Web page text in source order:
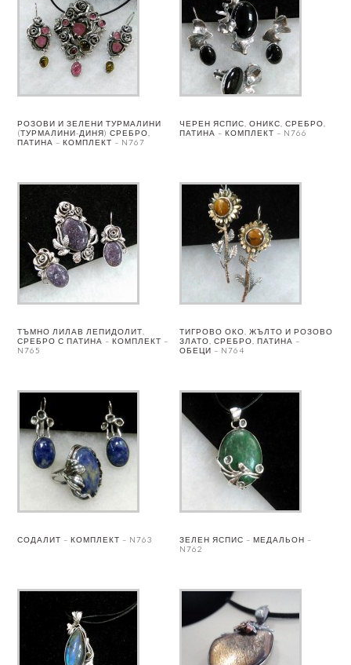
РОЗОВИ И ЗЕЛЕНИ ТУРМАЛИНИ
(ТУРМАЛИНИ-ДИНЯ) СРЕБРО,
ПАТИНА – КОМПЛЕКТ – N767
ЧЕРЕН ЯСПИС, ОНИКС, СРЕБРО,
ПАТИНА – КОМПЛЕКТ – N766
ТЪМНО ЛИЛАВ ЛЕПИДОЛИТ,
СРЕБРО С ПАТИНА – КОМПЛЕКТ –
N765
ТИГРОВО ОКО, ЖЪЛТО И РОЗОВО
ЗЛАТО, СРЕБРО, ПАТИНА –
ОБЕЦИ – N764
СОДАЛИТ – КОМПЛЕКТ – N763
ЗЕЛЕН ЯСПИС – МЕДАЛЬОН –
N762